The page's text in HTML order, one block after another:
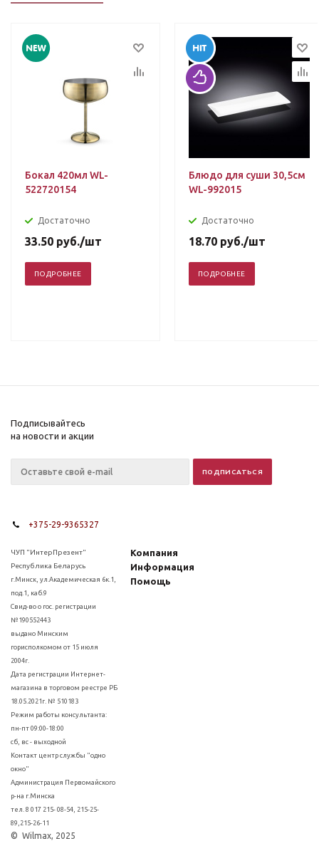
Бокал 420мл WL-
522720154
Достаточно
33.50 руб./шт
ПОДРОБНЕЕ
Блюдо для суши 30,5см
WL-992015
Достаточно
18.70 руб./шт
ПОДРОБНЕЕ
Подписывайтесь
на новости и акции
+375-29-9365327
ЧУП "ИнтерПрезент"
Республика Беларусь
г.Минск, ул.Академическая 6к.1,
под.1, каб.9
Свид-во о гос. регистрации
№190552443
выдано Минским
горисполкомом от 15 июля
2004г.
Дата регистрации Интернет-
магазина в торговом реестре РБ
18.05.2021г. № 510183
Режим работы консультанта:
пн-пт 09:00-18:00
сб, вс - выходной
Контакт центр службы "одно
окно"
Администрация Первомайского
р-на г.Минска
тел. 8 017 215- 08-54, 215-25-
89,215-26-11
© Wilmax, 2025
Компания
Информация
Помощь